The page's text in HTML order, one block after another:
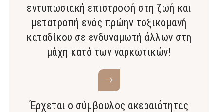
εντυπωσιακή επιστροφή στη ζωή και
μετατροπή ενός πρώην τοξικομανή
καταδίκου σε ενδυναμωτή άλλων στη
μάχη κατά των ναρκωτικών!
Έρχεται ο σύμβουλος ακεραιότητας